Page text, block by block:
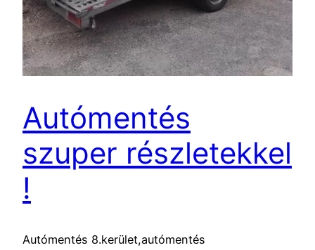
Autómentés
szuper részletekkel
!
Autómentés 8.kerület,autómentés